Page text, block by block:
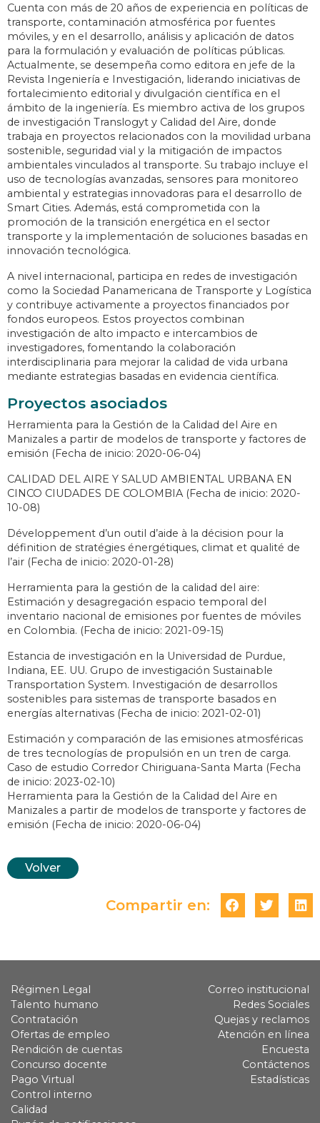
Cuenta con más de 20 años de experiencia en políticas de
transporte, contaminación atmosférica por fuentes
móviles, y en el desarrollo, análisis y aplicación de datos
para la formulación y evaluación de políticas públicas.
Actualmente, se desempeña como editora en jefe de la
Revista Ingeniería e Investigación, liderando iniciativas de
fortalecimiento editorial y divulgación científica en el
ámbito de la ingeniería. Es miembro activa de los grupos
de investigación Translogyt y Calidad del Aire, donde
trabaja en proyectos relacionados con la movilidad urbana
sostenible, seguridad vial y la mitigación de impactos
ambientales vinculados al transporte. Su trabajo incluye el
uso de tecnologías avanzadas, sensores para monitoreo
ambiental y estrategias innovadoras para el desarrollo de
Smart Cities. Además, está comprometida con la
promoción de la transición energética en el sector
transporte y la implementación de soluciones basadas en
innovación tecnológica.
A nivel internacional, participa en redes de investigación
como la Sociedad Panamericana de Transporte y Logística
y contribuye activamente a proyectos financiados por
fondos europeos. Estos proyectos combinan
investigación de alto impacto e intercambios de
investigadores, fomentando la colaboración
interdisciplinaria para mejorar la calidad de vida urbana
mediante estrategias basadas en evidencia científica.
Proyectos asociados
Herramienta para la Gestión de la Calidad del Aire en
Manizales a partir de modelos de transporte y factores de
emisión (Fecha de inicio: 2020-06-04)
CALIDAD DEL AIRE Y SALUD AMBIENTAL URBANA EN
CINCO CIUDADES DE COLOMBIA (Fecha de inicio: 2020-
10-08)
Développement d’un outil d’aide à la décision pour la
définition de stratégies énergétiques, climat et qualité de
l’air (Fecha de inicio: 2020-01-28)
Herramienta para la gestión de la calidad del aire:
Estimación y desagregación espacio temporal del
inventario nacional de emisiones por fuentes de móviles
en Colombia. (Fecha de inicio: 2021-09-15)
Estancia de investigación en la Universidad de Purdue,
Indiana, EE. UU. Grupo de investigación Sustainable
Transportation System. Investigación de desarrollos
sostenibles para sistemas de transporte basados en
energías alternativas (Fecha de inicio: 2021-02-01)
Estimación y comparación de las emisiones atmosféricas
de tres tecnologías de propulsión en un tren de carga.
Caso de estudio Corredor Chiriguana-Santa Marta (Fecha
de inicio: 2023-02-10)
Herramienta para la Gestión de la Calidad del Aire en
Manizales a partir de modelos de transporte y factores de
emisión (Fecha de inicio: 2020-06-04)
Volver
Compartir en:
Régimen Legal
Talento humano
Contratación
Ofertas de empleo
Rendición de cuentas
Concurso docente
Pago Virtual
Control interno
Calidad
Correo institucional
Redes Sociales
Quejas y reclamos
Atención en línea
Encuesta
Contáctenos
Estadísticas